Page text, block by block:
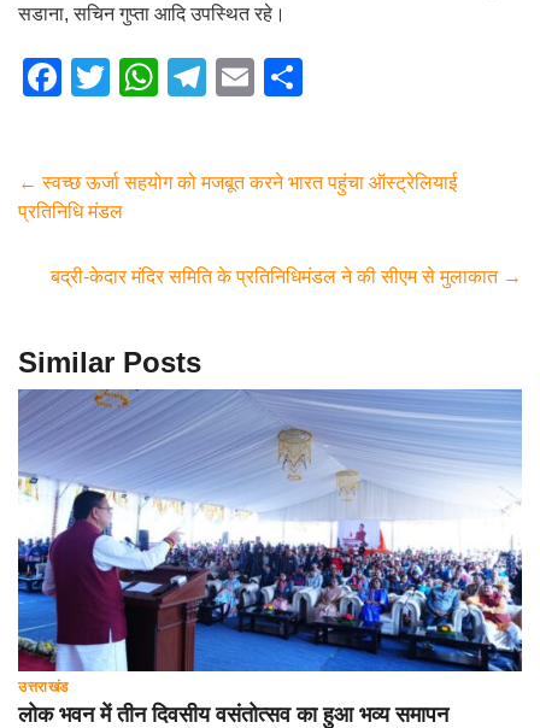
सडाना, सचिन गुप्ता आदि उपस्थित रहे।
F
e
b
o
k
T
er
W
s
p
T
gr
m
E
e
← स्वच्छ ऊर्जा सहयोग को मजबूत करने भारत पहुंचा ऑस्ट्रेलियाई
प्रतिनिधि मंडल
बद्री-केदार मंदिर समिति के प्रतिनिधिमंडल ने की सीएम से मुलाकात →
Similar Posts
उत्तराखंड
लोक भवन में तीन दिवसीय वसंतोत्सव का हुआ भव्य समापन